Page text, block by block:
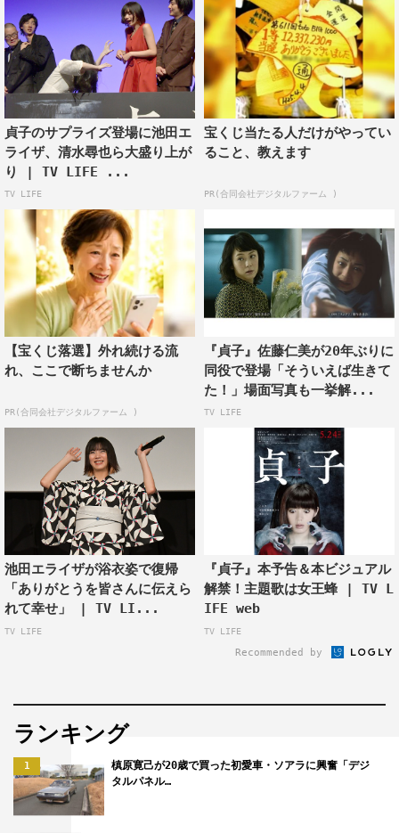
体調は少しずつではありますが、回復の兆しを見せており
ますが、まだ皆様の前に立つことは難しいようです。
ですが、この素晴らしき日に、皆様がお集まりになってい
ること、皆様にお届けできることがとても誇らしく幸せで
す。
この貞子という映画が、現代に公開されること、とても意
味のあることだと思っています。
当たり前のように猛スピードで様変わりしていく時代の中
で、人の心は追いつけず、立ち止まりそのまま置き去りに
なっていきます。
そんな人の心の叫びと、貞子という存在は、一生縁の深い
関係なのだと思います。
私にとって、茉優という存在が暗闇を照らす一筋の光であ
ったように、皆様にとっても、心を照らす光の存在であり
ますように。
そして、貞子という絶対的に恐れられる存在の正体が、皆
様に届きますように。
また何かの機会で皆様に感謝の気持ちを伝えられる機会が
あることを祈りつつ、皆様の優しさに感謝し、本日はしっ
かりと静養します。
どうか本日はお楽しみになってください。
心は皆様のそばにあるつもりです。
池田演じる茉優の弟で、動画クリエイターの和真を演じ
た清水は、あらためて、ジャパニーズホラーの金字塔であ
る『リング』シリーズにオファーを受けた際の気持ちとシ
リーズに参加した感想について「僕はもともと『リング』
いました。この仕事を始める前から観ていたし、まさか出
させてもらえるなんて、人生何が起こるか分からないなと
思いました。うれしかったです！ホラー映画に出演するこ
とも初めてだったんですが、撮影現場で貞子さんと対面し
た時は、『あっ、テレビから出てくるあの人だ！』と芸能
貞子のサプライズ登場に池田エ
ライザ、清水尋也ら大盛り上が
り | TV LIFE ...
TV LIFE
宝くじ当たる人だけがやってい
ること、教えます
PR(合同会社デジタルファーム )
【宝くじ落選】外れ続ける流
れ、ここで断ちませんか
PR(合同会社デジタルファーム )
『貞子』佐藤仁美が20年ぶりに
同役で登場「そういえば生きて
た！」場面写真も一挙解...
TV LIFE
池田エライザが浴衣姿で復帰
「ありがとうを皆さんに伝えら
れて幸せ」 | TV LI...
TV LIFE
『貞子』本予告＆本ビジュアル
解禁！主題歌は女王蜂 | TV L
IFE web
TV LIFE
Recommended by
ランキング
1
槙原寛己が20歳で買った初愛車・ソアラに興奮「デジ
タルパネル…